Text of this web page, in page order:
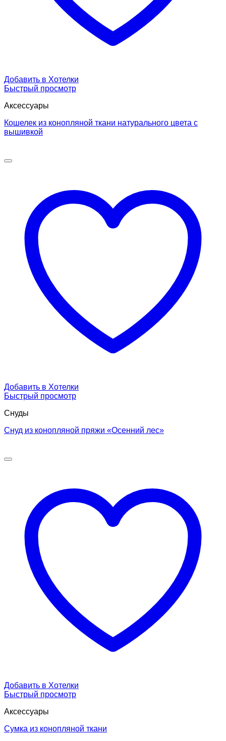
Добавить в Хотелки
Быстрый просмотр
Аксессуары
Кошелек из конопляной ткани натурального цвета с
вышивкой
Добавить в Хотелки
Быстрый просмотр
Снуды
Снуд из конопляной пряжи «Осенний лес»
Добавить в Хотелки
Быстрый просмотр
Аксессуары
Сумка из конопляной ткани